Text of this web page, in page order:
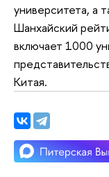
университета, а
Шанхайский
включает 1000
Китая.